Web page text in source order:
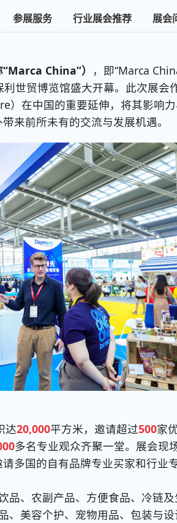
参展服务 行业展会推荐 展会
China”）
，即“Marca
世贸博览馆盛大开幕。此次展会
）在中国的重要延伸，将其影响
前所未有的交流与发展机遇。
达20,000平方米，邀请超过500家
多名专业观众齐聚一堂。展会现
多国的自有品牌专业买家和行业
、农副产品、方便食品、冷链及
美容个护、宠物用品、包装与设